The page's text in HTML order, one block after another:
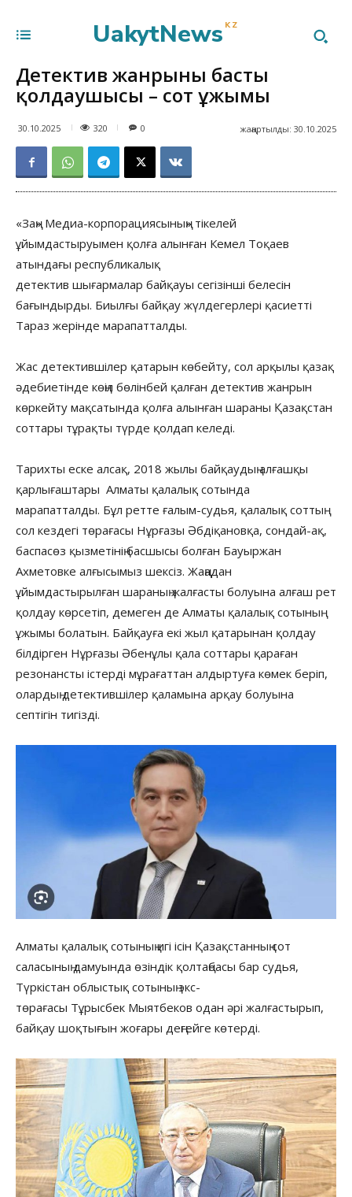
UakytNews KZ
Детектив жанрының басты
қолдаушысы – сот ұжымы
30.10.2025 320 жаңартылды: 30.10.2025
0
«Заң» Медиа-корпорациясының» тікелей
ұйымдастыруымен қолға алынған Кемел Тоқаев
атындағы республикалық
детектив шығармалар байқауы сегізінші белесін
бағындырды. Биылғы байқау жүлдегерлері қасиетті
Тараз жерінде марапатталды.
Жас детектившілер қатарын көбейту, сол арқылы қазақ
әдебиетінде көңіл бөлінбей қалған детектив жанрын
көркейту мақсатында қолға алынған шараны Қазақстан
соттары тұрақты түрде қолдап келеді.
Тарихты еске алсақ, 2018 жылы байқаудың алғашқы
қарлығаштары Алматы қалалық сотында
марапатталды. Бұл ретте ғалым-судья, қалалық соттың
сол кездегі төрағасы Нұрғазы Әбдіқановқа, сондай-ақ,
баспасөз қызметінің басшысы болған Бауыржан
Ахметовке алғысымыз шексіз. Жаңадан
ұйымдастырылған шараның жалғасты болуына алғаш рет
қолдау көрсетіп, демеген де Алматы қалалық сотының
ұжымы болатын. Байқауға екі жыл қатарынан қолдау
білдірген Нұрғазы Әбенұлы қала соттары қараған
резонансты істерді мұрағаттан алдыртуға көмек беріп,
олардың детектившілер қаламына арқау болуына
септігін тигізді.
Алматы қалалық сотының игі ісін Қазақстанның сот
саласының дамуында өзіндік қолтаңбасы бар судья,
Түркістан облыстық сотының экс-
төрағасы Тұрысбек Мыятбеков одан әрі жалғастырып,
байқау шоқтығын жоғары деңгейге көтерді.